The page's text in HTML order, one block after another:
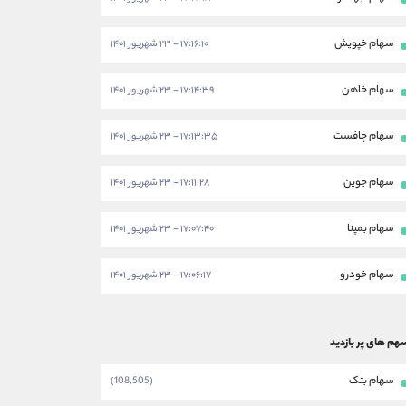
سهام خپویش ۱۷:۱۶:۱۰ - ۲۳ شهریور ۱۴۰۱
سهام خاهن ۱۷:۱۴:۳۹ - ۲۳ شهریور ۱۴۰۱
سهام چافست ۱۷:۱۳:۳۵ - ۲۳ شهریور ۱۴۰۱
سهام جوین ۱۷:۱۱:۲۸ - ۲۳ شهریور ۱۴۰۱
سهام بمپنا ۱۷:۰۷:۴۰ - ۲۳ شهریور ۱۴۰۱
سهام خودرو ۱۷:۰۶:۱۷ - ۲۳ شهریور ۱۴۰۱
های پر بازدید
سهام بتک (108,505)